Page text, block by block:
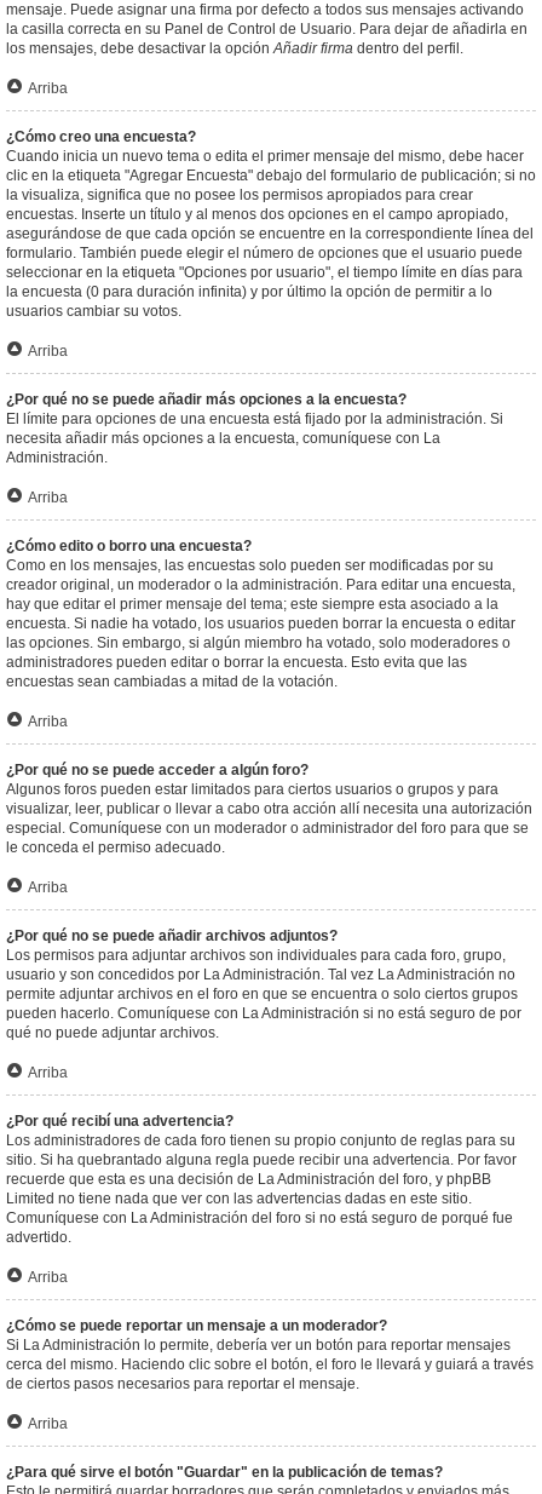
mensaje. Puede asignar una firma por defecto a todos sus mensajes activando
la casilla correcta en su Panel de Control de Usuario. Para dejar de añadirla en
los mensajes, debe desactivar la opciónAñadir firma dentro del perfil.
Arriba
¿Cómo creo una encuesta?
Cuando inicia un nuevo tema o edita el primer mensaje del mismo, debe hacer
clic en la etiqueta "Agregar Encuesta" debajo del formulario de publicación; si no
la visualiza, significa que no posee los permisos apropiados para crear
encuestas. Inserte un título y al menos dos opciones en el campo apropiado,
asegurándose de que cada opción se encuentre en la correspondiente línea del
formulario. También puede elegir el número de opciones que el usuario puede
seleccionar en la etiqueta "Opciones por usuario", el tiempo límite en días para
la encuesta (0 para duración infinita) y por último la opción de permitir a lo
usuarios cambiar su votos.
Arriba
¿Por qué no se puede añadir más opciones a la encuesta?
El límite para opciones de una encuesta está fijado por la administración. Si
necesita añadir más opciones a la encuesta, comuníquese con La
Administración.
Arriba
¿Cómo edito o borro una encuesta?
Como en los mensajes, las encuestas solo pueden ser modificadas por su
creador original, un moderador o la administración. Para editar una encuesta,
hay que editar el primer mensaje del tema; este siempre esta asociado a la
encuesta. Si nadie ha votado, los usuarios pueden borrar la encuesta o editar
las opciones. Sin embargo, si algún miembro ha votado, solo moderadores o
administradores pueden editar o borrar la encuesta. Esto evita que las
encuestas sean cambiadas a mitad de la votación.
Arriba
¿Por qué no se puede acceder a algún foro?
Algunos foros pueden estar limitados para ciertos usuarios o grupos y para
visualizar, leer, publicar o llevar a cabo otra acción allí necesita una autorización
especial. Comuníquese con un moderador o administrador del foro para que se
le conceda el permiso adecuado.
Arriba
¿Por qué no se puede añadir archivos adjuntos?
Los permisos para adjuntar archivos son individuales para cada foro, grupo,
usuario y son concedidos por La Administración. Tal vez La Administración no
permite adjuntar archivos en el foro en que se encuentra o solo ciertos grupos
pueden hacerlo. Comuníquese con La Administración si no está seguro de por
qué no puede adjuntar archivos.
Arriba
¿Por qué recibí una advertencia?
Los administradores de cada foro tienen su propio conjunto de reglas para su
sitio. Si ha quebrantado alguna regla puede recibir una advertencia. Por favor
recuerde que esta es una decisión de La Administración del foro, y phpBB
Limited no tiene nada que ver con las advertencias dadas en este sitio.
Comuníquese con La Administración del foro si no está seguro de porqué fue
advertido.
Arriba
¿Cómo se puede reportar un mensaje a un moderador?
Si La Administración lo permite, debería ver un botón para reportar mensajes
cerca del mismo. Haciendo clic sobre el botón, el foro le llevará y guiará a través
de ciertos pasos necesarios para reportar el mensaje.
Arriba
¿Para qué sirve el botón "Guardar" en la publicación de temas?